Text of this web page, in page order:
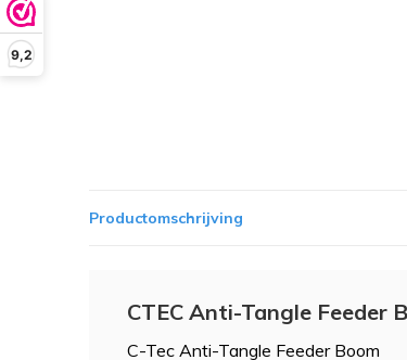
9,2
Productomschrijving
CTEC Anti-Tangle Feeder
C-Tec Anti-Tangle Feeder Boom